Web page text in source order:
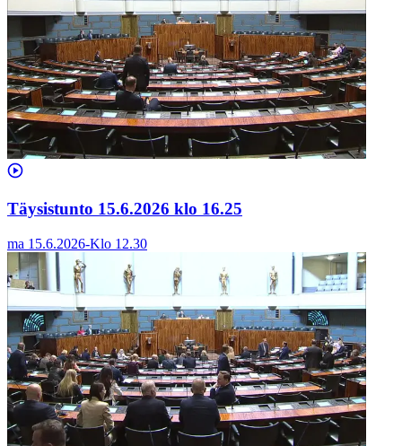
Täysistunto 15.6.2026 klo 16.25
ma 15.6.2026-Klo 12.30